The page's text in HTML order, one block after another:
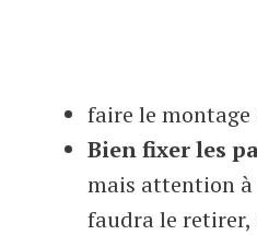
faire le
Bien fixer les
mais attention
faudra le retirer,